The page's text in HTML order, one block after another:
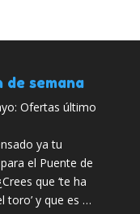
de semana
Ofertas último
ya tu
el Puente de
que ‘te ha
toro’ y que es …